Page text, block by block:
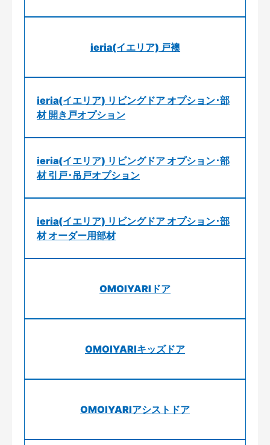
ieria(イエリア) 戸襖
ieria(イエリア) リビングドア オプション･部
材 開き戸オプション
ieria(イエリア) リビングドア オプション･部
材 引戸･吊戸オプション
ieria(イエリア) リビングドア オプション･部
材 オーダー用部材
OMOIYARIドア
OMOIYARIキッズドア
OMOIYARIアシストドア